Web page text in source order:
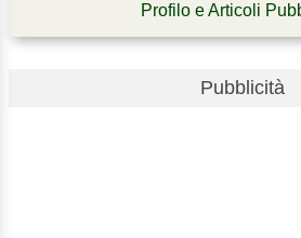
Profilo e Articoli
Pubblicità